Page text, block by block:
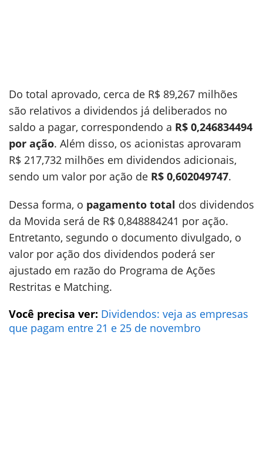
Do total aprovado, cerca de R$ 89,267 milhões
são relativos a dividendos já deliberados no
saldo a pagar, correspondendo a R$ 0,246834494
por ação. Além disso, os acionistas aprovaram
R$ 217,732 milhões em dividendos adicionais,
sendo um valor por ação de R$ 0,602049747.
Dessa forma, o pagamento total dos dividendos
da Movida será de R$ 0,848884241 por ação.
Entretanto, segundo o documento divulgado, o
valor por ação dos dividendos poderá ser
ajustado em razão do Programa de Ações
Restritas e Matching.
Você precisa ver: Dividendos: veja as empresas
que pagam entre 21 e 25 de novembro